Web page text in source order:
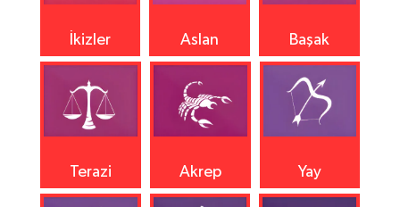
İkizler Aslan Başak
Terazi Akrep Yay